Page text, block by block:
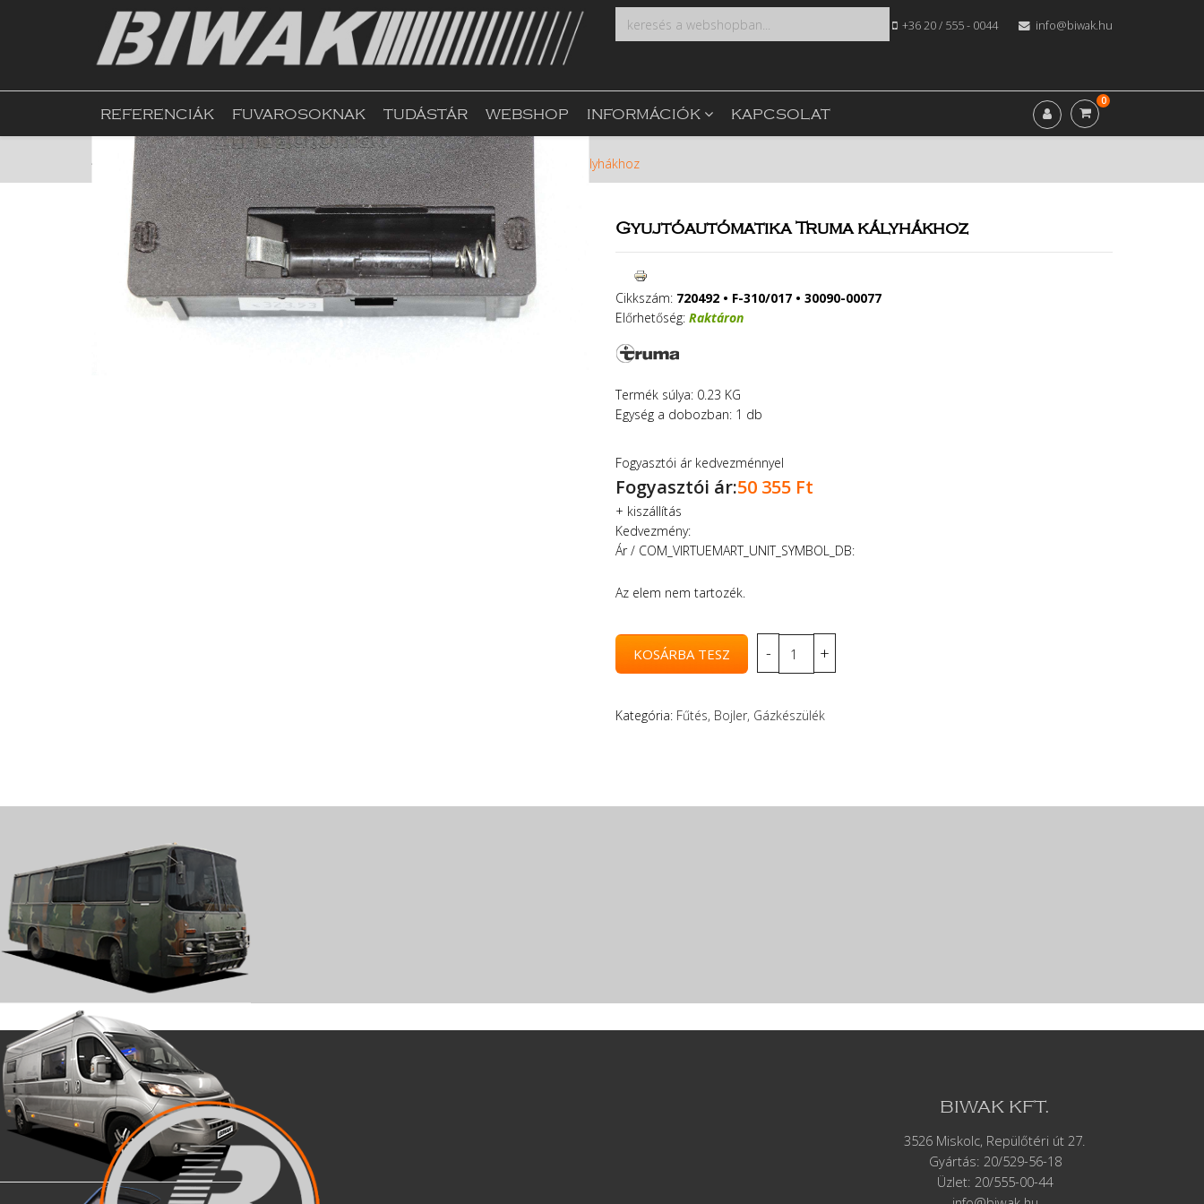
+36 20 / 555 - 0044 info@biwak.hu
0
REFERENCIÁK FUVAROSOKNAK TUDÁSTÁR WEBSHOP INFORMÁCIÓK KAPCSOLAT
Kezdőlap Webshop Fűtés, Bojler, Gázkészülék Gyujtóautómatika Truma kályhákhoz
Gyujtóautómatika Truma kályhákhoz
Cikkszám: 720492 • F-310/017 • 30090-00077
Előrhetőség: Raktáron
Termék súlya: 0.23 KG
Egység a dobozban: 1 db
Fogyasztói ár kedvezménnyel
Fogyasztói ár:50 355 Ft
+ kiszállítás
Kedvezmény:
Ár / COM_VIRTUEMART_UNIT_SYMBOL_DB:
Az elem nem tartozék.
Kategória: Fűtés, Bojler, Gázkészülék
BIWAK KFT.
3526 Miskolc, Repülőtéri út 27.
Gyártás: 20/529-56-18
Üzlet: 20/555-00-44